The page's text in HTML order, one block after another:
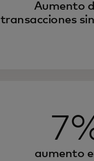
Aumento
transacciones
aumento